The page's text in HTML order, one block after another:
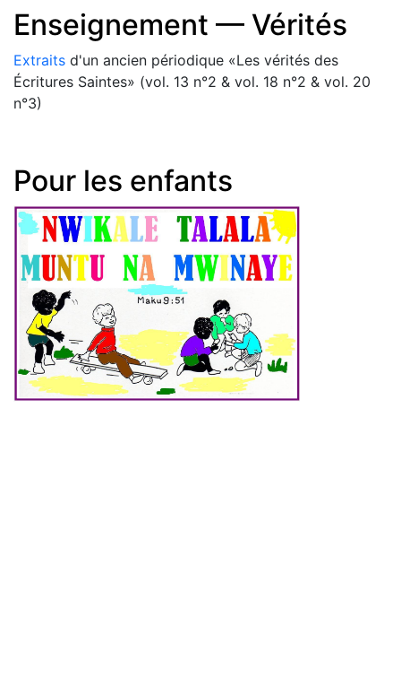
Enseignement — Vérités
Extraits d'un ancien périodique «Les vérités des
Écritures Saintes» (vol. 13 n°2 & vol. 18 n°2 & vol. 20
n°3)
Pour les enfants